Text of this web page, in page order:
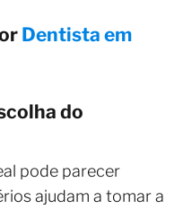
Dentista em
do
pode parecer
ajudam a tomar a